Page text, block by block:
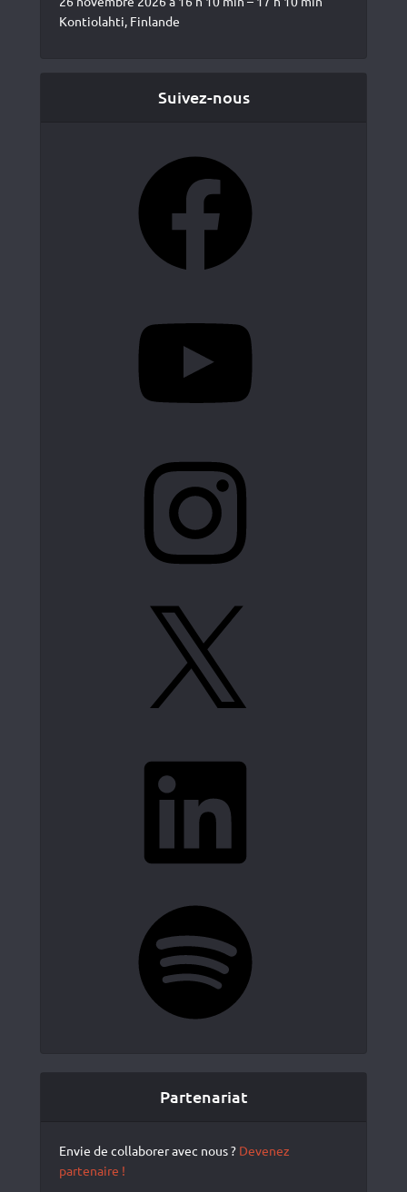
Kontiolahti, Finlande
Suivez-nous
Partenariat
Envie de collaborer avec nous ? Devenez
partenaire !